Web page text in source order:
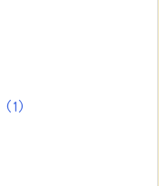
(1)